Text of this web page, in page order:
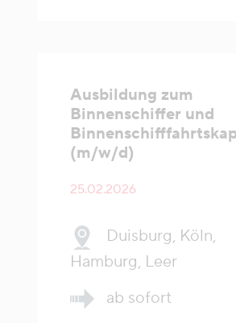
Ausbildung zum
Binnenschiffer und
(m/w/d)
25.02.2026
Duisburg, Köln,
Hamburg, Leer
ab sofort